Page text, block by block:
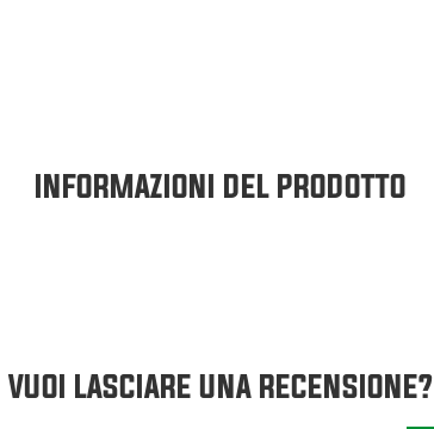
INFORMAZIONI DEL PRODOTTO
VUOI LASCIARE UNA RECENSIONE?